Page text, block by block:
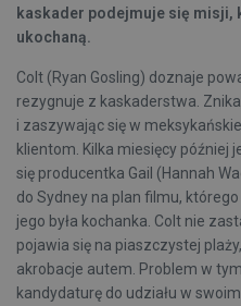
kaskader podejmuje się misji,
ukochaną.
Colt (Ryan Gosling) doznaje
rezygnuje z kaskaderstwa.
i zaszywając się w
klientom. Kilka miesięcy później
się producentka Gail (Hannah
do Sydney na plan filmu,
jego była kochanka. Colt nie
pojawia się na piaszczystej
akrobacje autem. Problem w
kandydaturę do udziału w